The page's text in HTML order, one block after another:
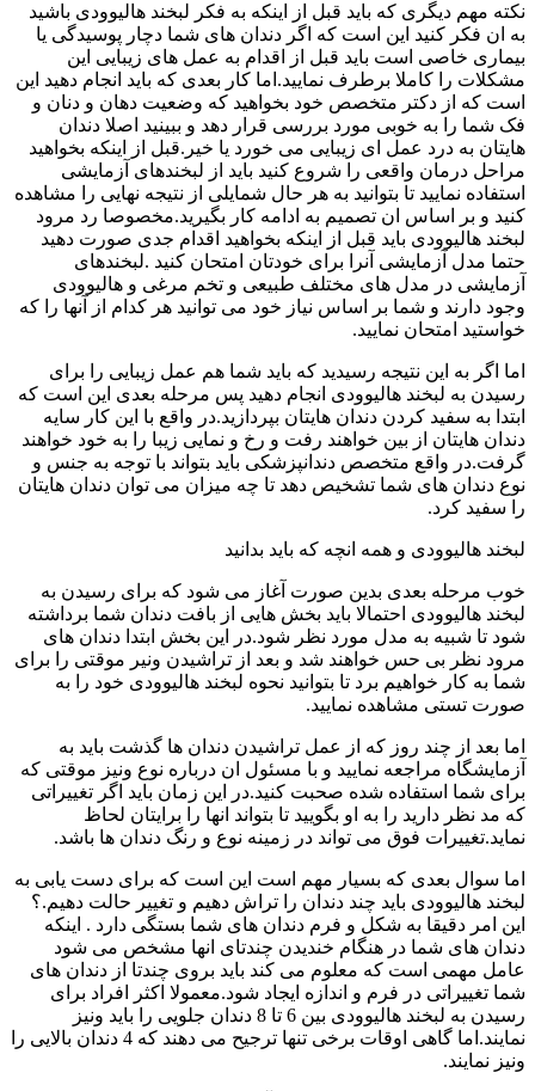
نکته مهم دیگری که باید قبل از اینکه به فکر لبخند هالیوودی باشید
به ان فکر کنید این است که اگر دندان های شما دچار پوسیدگی یا
بیماری خاصی است باید قبل از اقدام به عمل های زیبایی این
مشکلات را کاملا برطرف نمایید.اما کار بعدی که باید انجام دهید این
است که از دکتر متخصص خود بخواهید که وضعیت دهان و دنان و
فک شما را به خوبی مورد بررسی قرار دهد و ببینید اصلا دندان
هایتان به درد عمل ای زیبایی می خورد یا خیر.قبل از اینکه بخواهید
مراحل درمان واقعی را شروع کنید باید از لبخندهای آزمایشی
استفاده نمایید تا بتوانید به هر حال شمایلی از نتیجه نهایی را مشاهده
کنید و بر اساس ان تصمیم به ادامه کار بگیرید.مخصوصا رد مرود
لبخند هالیوودی باید قبل از اینکه بخواهید اقدام جدی صورت دهید
حتما مدل آزمایشی آنرا برای خودتان امتحان کنید .لبخندهای
آزمایشی در مدل های مختلف طبیعی و تخم مرغی و هالیوودی
وجود دارند و شما بر اساس نیاز خود می توانید هر کدام از آنها را که
خواستید امتحان نمایید.
اما اگر به این نتیجه رسیدید که باید شما هم عمل زیبایی را برای
رسیدن به لبخند هالیوودی انجام دهید پس مرحله بعدی این است که
ابتدا به سفید کردن دندان هایتان بپردازید.در واقع با این کار سایه
دندان هایتان از بین خواهند رفت و رخ و نمایی زیبا را به خود خواهند
گرفت.در واقع متخصص دندانپزشکی باید بتواند با توجه به جنس و
نوع دندان های شما تشخیص دهد تا چه میزان می توان دندان هایتان
را سفید کرد.
لبخند هالیوودی و همه انچه که باید بدانید
خوب مرحله بعدی بدین صورت آغاز می شود که برای رسیدن به
لبخند هالیوودی احتمالا باید بخش هایی از بافت دندان شما برداشته
شود تا شبیه به مدل مورد نظر شود.در این بخش ابتدا دندان های
مرود نظر بی حس خواهند شد و بعد از تراشیدن ونیر موقتی را برای
شما به کار خواهیم برد تا بتوانید نحوه لبخند هالیوودی خود را به
صورت تستی مشاهده نمایید.
اما بعد از چند روز که از عمل تراشیدن دندان ها گذشت باید به
آزمایشگاه مراجعه نمایید و با مسئول ان درباره نوع ونیز موقتی که
برای شما استفاده شده صحبت کنید.در این زمان باید اگر تغییراتی
که مد نظر دارید را به او بگویید تا بتواند انها را برایتان لحاظ
نماید.تغییرات فوق می تواند در زمینه نوع و رنگ دندان ها باشد.
اما سوال بعدی که بسیار مهم است این است که برای دست یابی به
لبخند هالیوودی باید چند دندان را تراش دهیم و تغییر حالت دهیم.؟
این امر دقیقا به شکل و فرم دندان های شما بستگی دارد . اینکه
دندان های شما در هنگام خندیدن چندتای انها مشخص می شود
عامل مهمی است که معلوم می کند باید بروی چندتا از دندان های
شما تغییراتی در فرم و اندازه ایجاد شود.معمولا اکثر افراد برای
رسیدن به لبخند هالیوودی بین 6 تا 8 دندان جلویی را باید ونیز
نمایند.اما گاهی اوقات برخی تنها ترجیح می دهند که 4 دندان بالایی را
ونیز نمایند.